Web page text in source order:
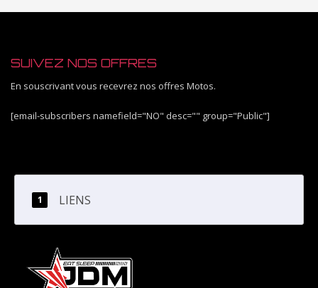
SUIVEZ NOS OFFRES
En souscrivant vous recevrez nos offres Motos.
[email-subscribers namefield="NO" desc="" group="Public"]
LIENS